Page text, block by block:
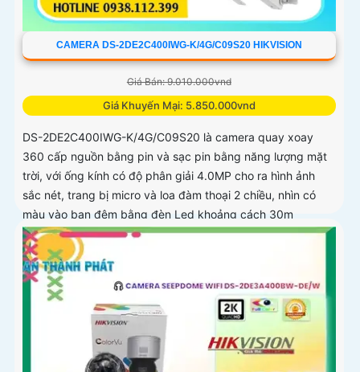
CAMERA DS-2DE2C400IWG-K/4G/C09S20 HIKVISION
Giá Bán: 9.010.000vnd
Giá Khuyến Mại: 5.850.000vnd
DS-2DE2C400IWG-K/4G/C09S20 là camera quay xoay
360 cấp nguồn bằng pin và sạc pin bằng năng lượng mặt
trời, với ống kính có độ phân giải 4.0MP cho ra hình ảnh
sắc nét, trang bị micro và loa đàm thoại 2 chiều, nhìn có
màu vào ban đêm bằng đèn Led khoảng cách 30m